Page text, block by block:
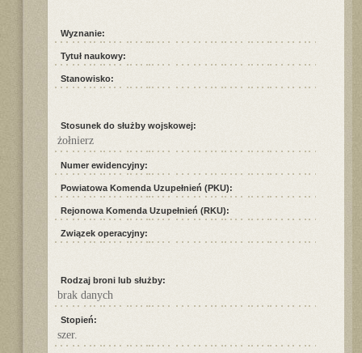
Wyznanie:
Tytuł naukowy:
Stanowisko:
Stosunek do służby wojskowej:
żołnierz
Numer ewidencyjny:
Powiatowa Komenda Uzupełnień (PKU):
Rejonowa Komenda Uzupełnień (RKU):
Związek operacyjny:
Rodzaj broni lub służby:
brak danych
Stopień:
szer.